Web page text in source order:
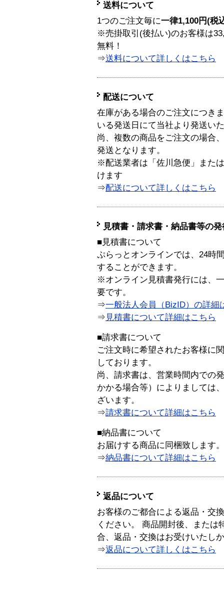
送料について
1つのご注文毎に一律1,100円(税
※売掛取引(後払い)のお客様は
無料！
⇒送料について詳しくはこちら
配送について
在庫がある場合のご注文につき
いる発送日にて当社より発送い
尚、複数の商品をご注文の場合
発送となります。
※配送業者は「佐川急便」また
けます
⇒配送について詳しくはこちら
見積書・請求書・納品書等の
■見積書について
ぷらっとオンラインでは、24時
することができます。
※オンライン見積書発行には、
要です。
⇒一般法人会員（BizID）の詳細
⇒ 見積書について詳細はこちら
■請求書について
ご注文時に希望されたお客様に
しております。
尚、請求書は、営業時間内での
かかる場合等）によりましては
ざいます。
⇒請求書について詳細はこちら
■納品書について
お届けする商品に同梱致します。
⇒納品書について詳細はこちら
返品について
お客様のご都合による返品・交
ください。 商品開封後、または
合、返品・交換はお受けいたし
⇒返品について詳しくはこちら